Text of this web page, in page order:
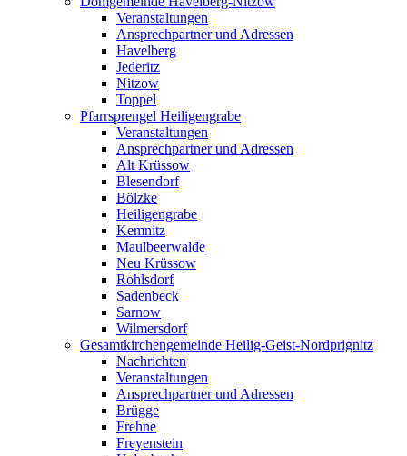
Veranstaltungen
Ansprechpartner und Adressen
Havelberg
Jederitz
Nitzow
Toppel
Pfarrsprengel Heiligengrabe
Veranstaltungen
Ansprechpartner und Adressen
Alt Krüssow
Blesendorf
Bölzke
Heiligengrabe
Kemnitz
Maulbeerwalde
Neu Krüssow
Rohlsdorf
Sadenbeck
Sarnow
Wilmersdorf
Gesamtkirchengemeinde Heilig-Geist-Nordprignitz
Nachrichten
Veranstaltungen
Ansprechpartner und Adressen
Brügge
Frehne
Freyenstein